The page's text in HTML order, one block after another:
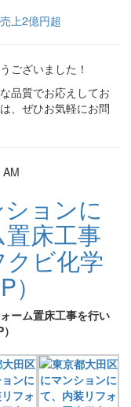
上2億円超
ございました！
品質でお応えしてお
、ぜひお気軽にお問
ョンに
床工事
ビ化学
ーム置床工事を行い